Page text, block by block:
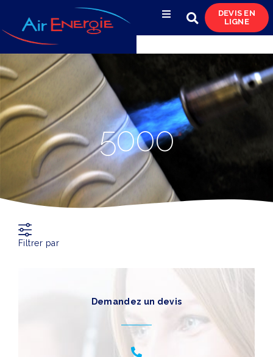
& condensats
Réservoirs
& réseaux de distribution
Azote
& pompes à vide
DEVIS EN
LIGNE
5000
Filtrer par
Autres Équipements(1)
Demandez un devis